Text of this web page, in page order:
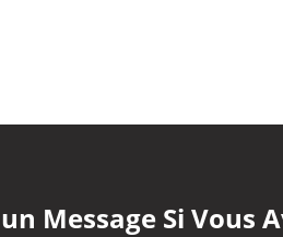
Message Si Vous